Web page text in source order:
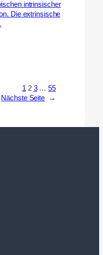
intrinsischer
Die extrinsische
1 2 3 … 55
Nächste Seite
→